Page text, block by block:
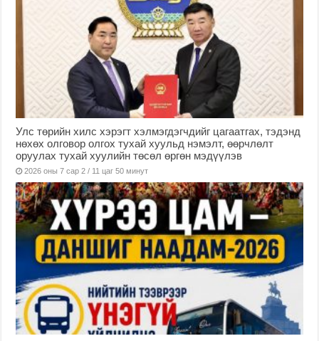
Улс төрийн хилс хэрэгт хэлмэгдэгчдийг цагаатгах, тэдэнд
нөхөх олговор олгох тухай хуульд нэмэлт, өөрчлөлт
оруулах тухай хуулийн төсөл өргөн мэдүүлэв
2026 оны 7 сар 2 / 11 цаг 50 минут